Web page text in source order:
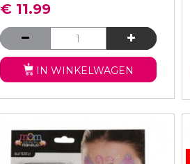
€ 11.99
IN WINKELWAGEN